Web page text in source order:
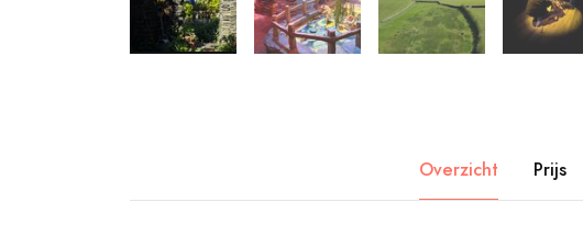
Overzicht Prijs